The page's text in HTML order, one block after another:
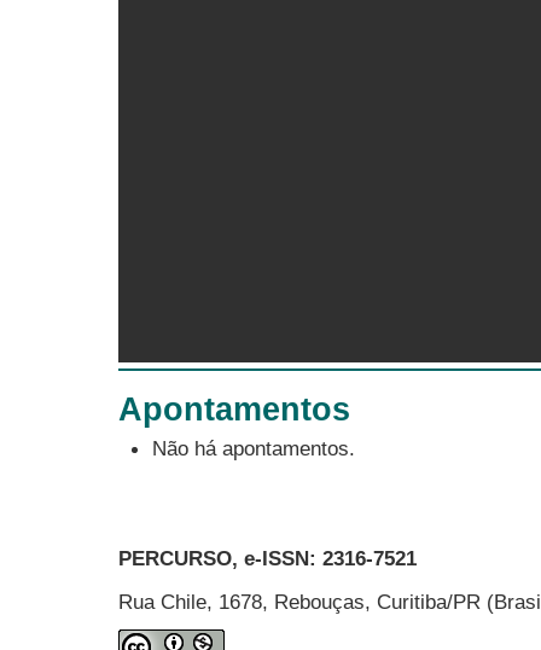
Apontamentos
Não há apontamentos.
PERCURSO, e-ISSN: 2316-7521
Rua Chile, 1678, Rebouças, Curitiba/PR